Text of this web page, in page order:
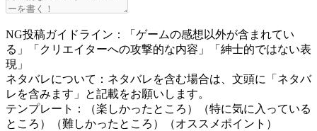
NG投稿ガイドライン：「ゲームの感想以外が含まれてい
る」「クリエイターへの攻撃的な内容」「紳士的ではない表
現」
ネタバレについて：ネタバレを含む場合は、文頭に「ネタバ
レを含みます」と記載をお願いします。
テンプレート：（楽しかったところ）（特に気に入っている
ところ）（難しかったところ）（オススメポイント）